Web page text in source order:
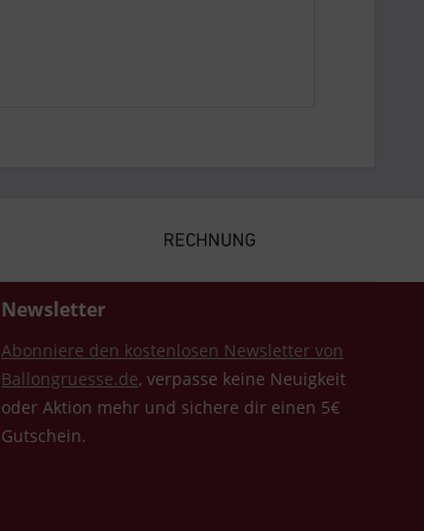
Newsletter
Abonniere den kostenlosen Newsletter von
Ballongruesse.de, verpasse keine Neuigkeit
oder Aktion mehr und sichere dir einen 5€
Gutschein.